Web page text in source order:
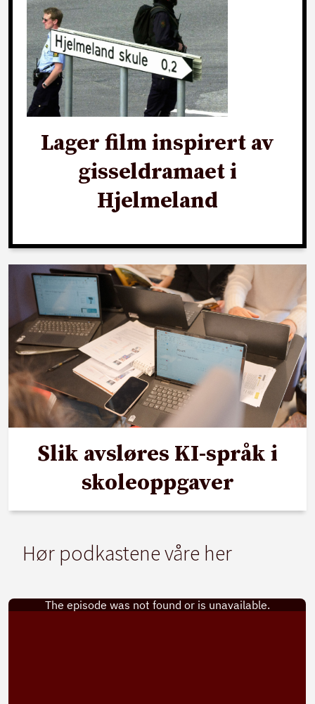
Lager film inspirert av
gisseldramaet i
Hjelmeland
Slik avsløres KI-språk i
skoleoppgaver
Hør podkastene våre her